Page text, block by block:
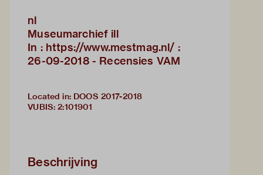
nl
Museumarchief ill
In : https://www.mestmag.nl/ :
26-09-2018 - Recensies VAM
Located in: DOOS 2017-2018
VUBIS: 2:101901
Beschrijving